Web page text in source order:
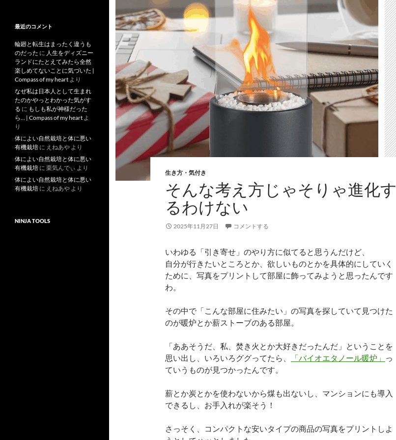
生き方・気付き
そんな考え方じゃそりゃ進化す
るわけない
2025年11月27日 コメントする
いわゆる「引き寄せ」のやり方に似てると思うんだけど、
自分が行きたいところとか、欲しいものとかを具体的にしていく
ために、写真をプリントして部屋に飾ってみようと思ったんです
わ。
その中で「こんな部屋に住みたい」の写真を探していて見つけた
のが暖炉とか薪ストーブのある部屋。
「ああそうだ、私、焚き火とか大好きだったんだ」ということを
思い出し、いろいろググってたら、
「バイオエタノール暖炉」 っ
ていうものが見つかったんです。
薪とか炭とかを使わないから煤も出ないし、マンションにも導入
できるし、お手入れが楽そう！
さっそく、コンパクトな安いタイプの商品の写真をプリントしよ
最近のコメント
輪廻と転生はまったく違うも
のだった に 人生をディズニー
ランドにたとえてみたら全然
楽しめてないことに気づいた |
Compass of my heart より
なぜ私は日本人として生まれ
たのかやっとわかった気がす
る に もしも私が神様だった
ら… | Compass of my heart よ
り
体によい自然栽培と体に悪い
有機栽培 に えねあや より
体によい自然栽培と体に悪い
有機栽培 に 栗気んでぃ より
体によい自然栽培と体に悪い
有機栽培 に えねあや より
NINJA TOOLS